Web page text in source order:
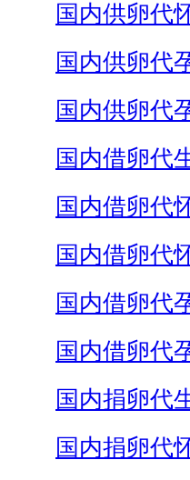
国内供卵代
国内供卵代
国内供卵代
国内借卵代
国内借卵代
国内借卵代
国内借卵代
国内借卵代
国内捐卵代
国内捐卵代